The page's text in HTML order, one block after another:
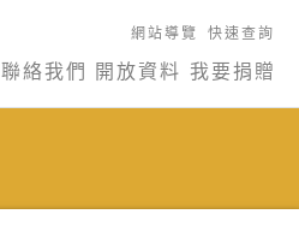
網站導覽 快速查詢
聯絡我們 開放資料 我要捐贈